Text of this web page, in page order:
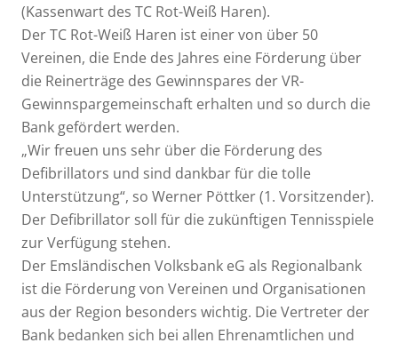
(Kassenwart des TC Rot-Weiß Haren).
Der TC Rot-Weiß Haren ist einer von über 50
Vereinen, die Ende des Jahres eine Förderung über
die Reinerträge des Gewinnspares der VR-
Gewinnspargemeinschaft erhalten und so durch die
Bank gefördert werden.
„Wir freuen uns sehr über die Förderung des
Defibrillators und sind dankbar für die tolle
Unterstützung“, so Werner Pöttker (1. Vorsitzender).
Der Defibrillator soll für die zukünftigen Tennisspiele
zur Verfügung stehen.
Der Emsländischen Volksbank eG als Regionalbank
ist die Förderung von Vereinen und Organisationen
aus der Region besonders wichtig. Die Vertreter der
Bank bedanken sich bei allen Ehrenamtlichen und